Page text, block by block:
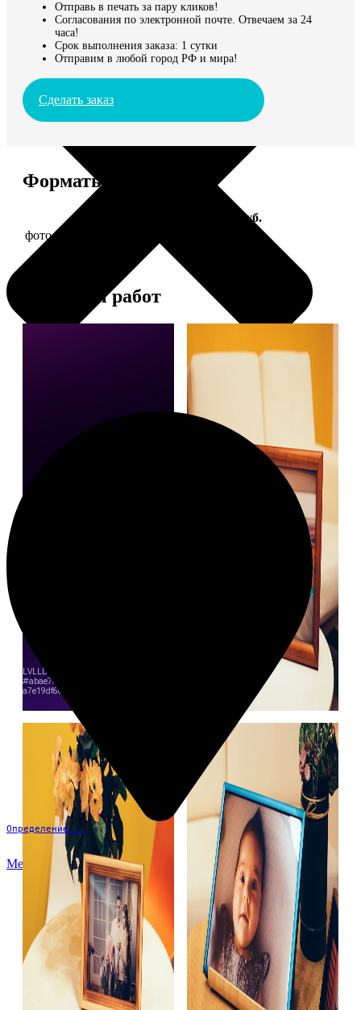
Определение...
Меню
Отправь в печать за пару кликов!
Согласования по электронной почте. Отвечаем за 24
часа!
Срок выполнения заказа: 1 сутки
Отправим в любой город РФ и мира!
Сделать заказ
Форматы и цены
Цена, руб.
фото 20х20 в деревянной рамке
Примеры работ